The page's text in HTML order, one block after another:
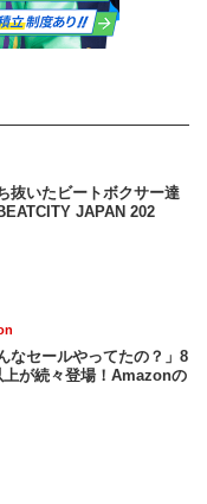
抜いたビートボクサー達
JAPAN 202
なセールやってたの？」8
上が続々登場！Amazonの